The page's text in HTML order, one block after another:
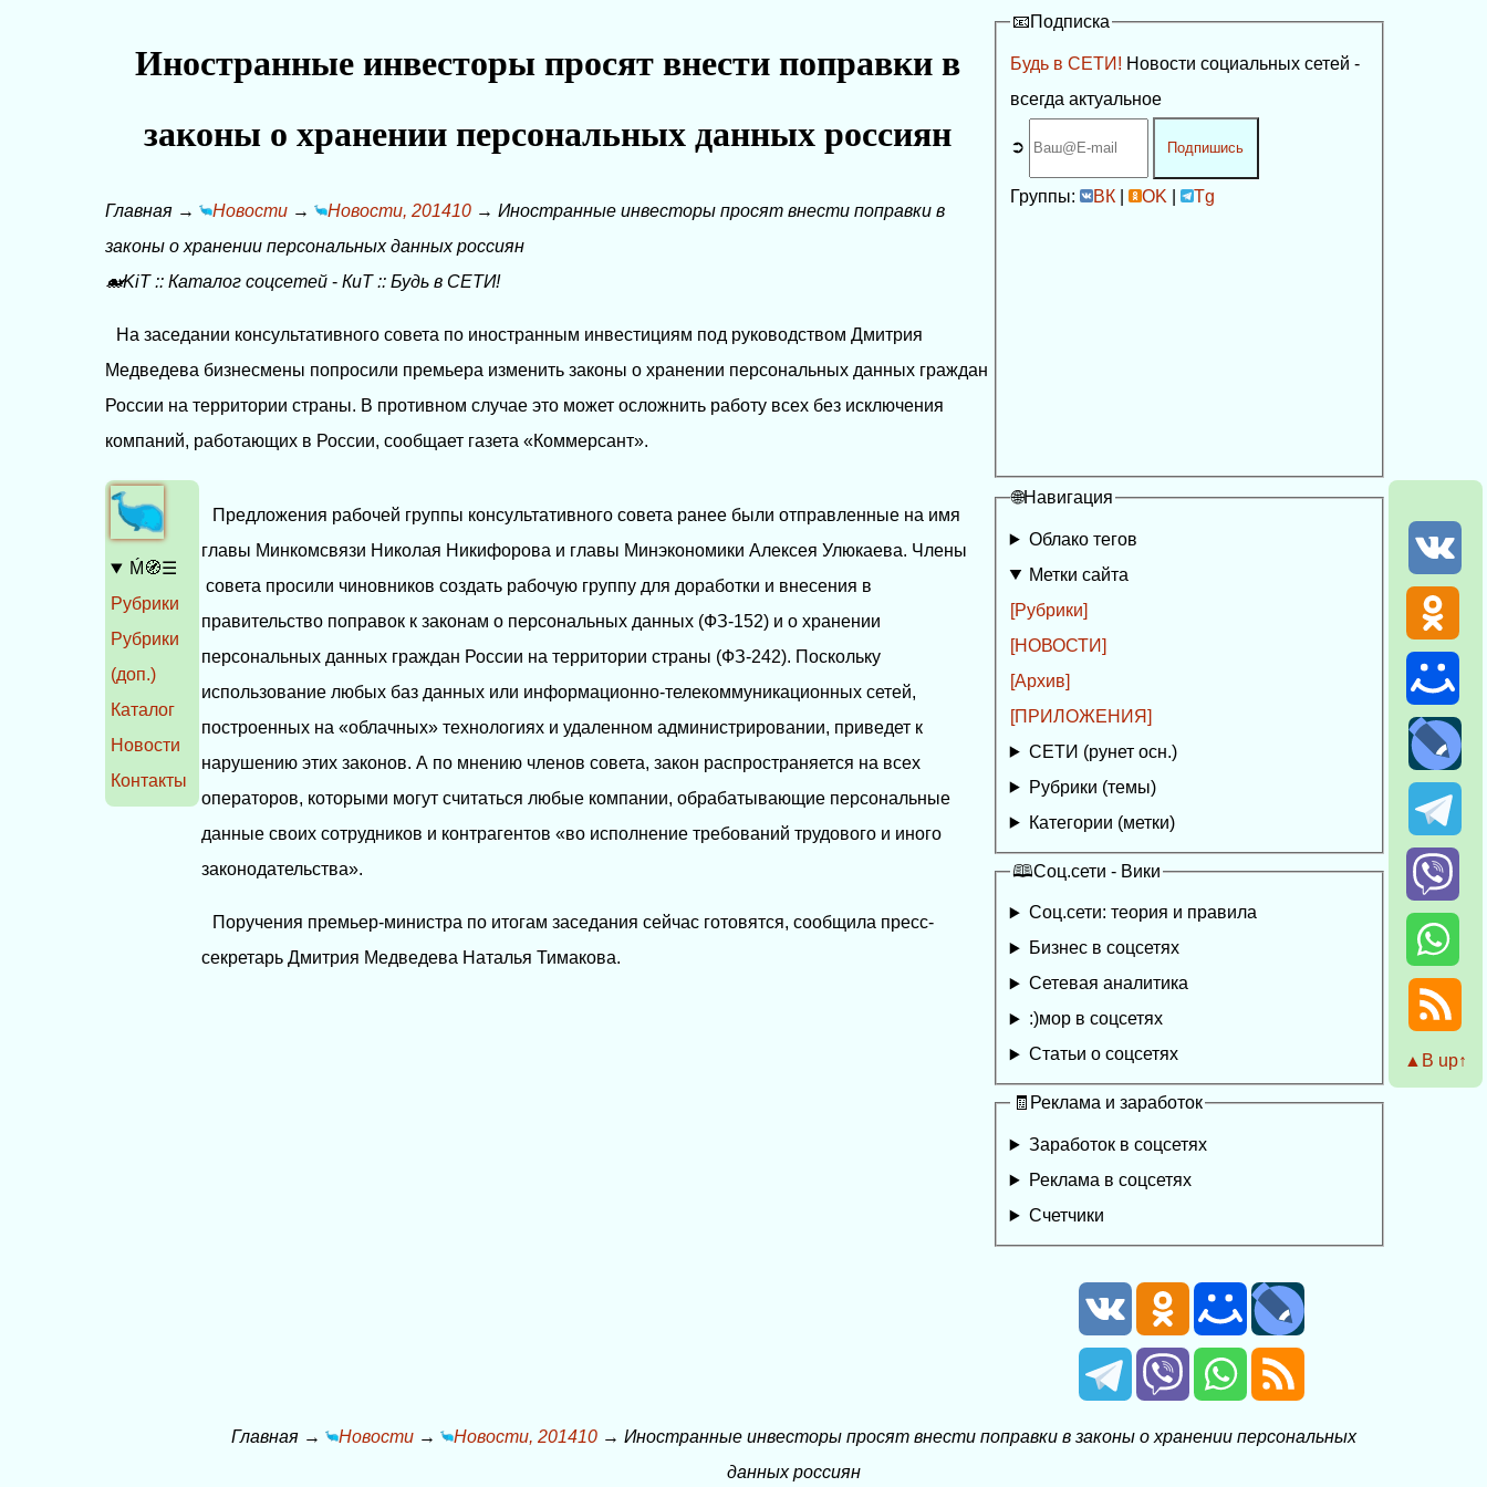
Иностранные инвесторы просят внести поправки в
законы о хранении персональных данных россиян
Главная → Новости → Новости, 201410 →Иностранные инвесторы просят внести поправки в
законы о хранении персональных данных россиян
🐋KiT::Каталог соцсетей -КиТ::Будь в СЕТИ!
На заседании консультативного совета по иностранным инвестициям под руководством Дмитрия
Медведева бизнесмены попросили премьера изменить законы о хранении персональных данных граждан
России на территории страны. В противном случае это может осложнить работу всех без исключения
компаний, работающих в России, сообщает газета «Коммерсант».
Предложения рабочей группы консультативного совета ранее были отправленные на имя
главы Минкомсвязи Николая Никифорова и главы Минэкономики Алексея Улюкаева. Члены
совета просили чиновников создать рабочую группу для доработки и внесения в
правительство поправок к законам о персональных данных (ФЗ-152) и о хранении
персональных данных граждан России на территории страны (ФЗ-242). Поскольку
использование любых баз данных или информационно-телекоммуникационных сетей,
построенных на «облачных» технологиях и удаленном администрировании, приведет к
нарушению этих законов. А по мнению членов совета, закон распространяется на всех
операторов, которыми могут считаться любые компании, обрабатывающие персональные
данные своих сотрудников и контрагентов «во исполнение требований трудового и иного
законодательства».
Поручения премьер-министра по итогам заседания сейчас готовятся, сообщила пресс-
секретарь Дмитрия Медведева Наталья Тимакова.
Ḿ🧭☰
Рубрики
Рубрики
(доп.)
Каталог
Новости
Контакты
▲Β up↑
📧Подписка
Будь в СЕТИ! Новости социальных сетей -
всегда актуальное
➲ Подпишись
Группы: ВК| OK Tg
🌐Навигация
Облако тегов
Метки сайта
[Рубрики]
[НОВОСТИ]
[Архив]
[ПРИЛОЖЕНИЯ]
СЕТИ (рунет осн.)
Рубрики (темы)
Категории (метки)
🕮Соц.сети - Вики
Соц.сети: теория и правила
Бизнес в соцсетях
Сетевая аналитика
:)мор в соцсетях
Статьи о соцсетях
🧾Реклама и заработок
Заработок в соцсетях
Реклама в соцсетях
Счетчики
Главная → Новости → Новости, 201410 →Иностранные инвесторы просят внести поправки в законы о хранении персональных
данных россиян